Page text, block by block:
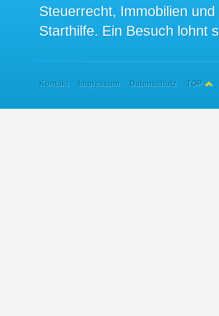
Steuerrecht, Immobilien
Starthilfe. Ein Besuch lohnt
Kontakt Impressum Datenschutz TOP